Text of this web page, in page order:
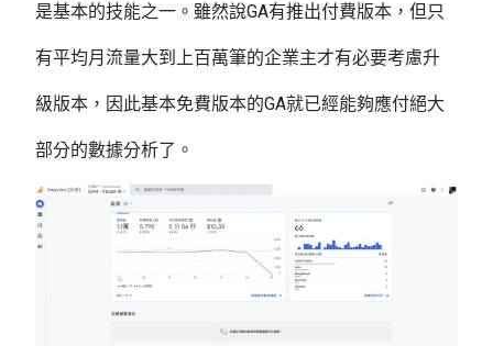
是基本的技能之一。雖然說GA有推出付費版本，但只
有平均月流量大到上百萬筆的企業主才有必要考慮升
級版本，因此基本免費版本的GA就已經能夠應付絕大
部分的數據分析了。